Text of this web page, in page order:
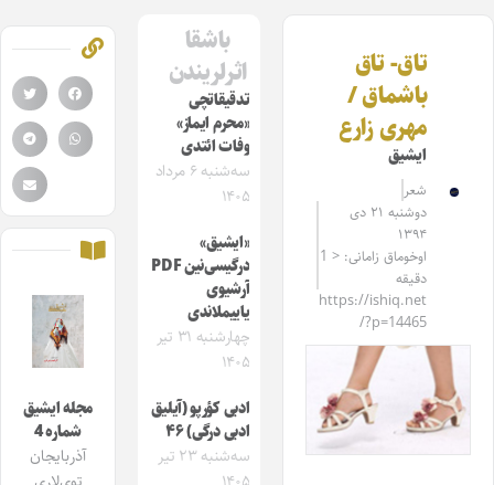
تاق- تاق
باشماق /
مهری زارع
ایشیق
شعر
دوشنبه ۲۱ دی
۱۳۹۴
اوخوماق زامانی: < 1
دقیقه
https://ishiq.net
/?p=14465
باشقا
اثرلریندن
تدقیقاتچی
«محرم ایماز»
وفات ائتدی
سه‌شنبه ۶ مرداد
۱۴۰۵
«ایشیق»
درگیسی‌نین PDF
آرشیوی
یاییملاندی
چهارشنبه ۳۱ تیر
۱۴۰۵
ادبی کؤرپو (آیلیق
ادبی درگی) ۴۶
سه‌شنبه ۲۳ تیر
مجله ایشیق
شماره 4
آذربایجان